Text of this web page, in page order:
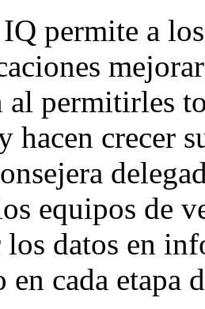
permite a los
permitirles
hacen crecer
equipos de
datos en
en cada etapa